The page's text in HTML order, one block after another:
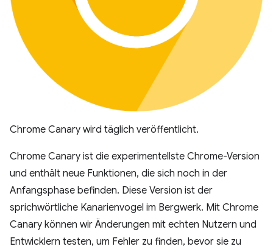
Chrome Canary wird täglich veröffentlicht.
Chrome Canary ist die experimentellste Chrome-Version
und enthält neue Funktionen, die sich noch in der
Anfangsphase befinden. Diese Version ist der
sprichwörtliche Kanarienvogel im Bergwerk. Mit Chrome
Canary können wir Änderungen mit echten Nutzern und
Entwicklern testen, um Fehler zu finden, bevor sie zu